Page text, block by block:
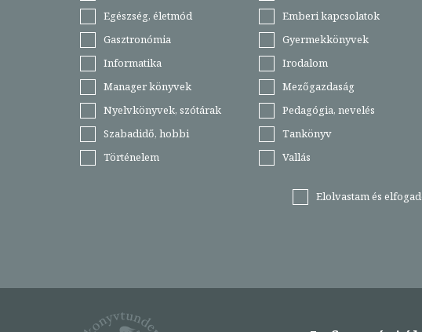
Egészség, életmód
Emberi kapcsolatok
Gasztronómia
Gyermekkönyvek
Informatika
Irodalom
Manager könyvek
Mezőgazdaság
Nyelvkönyvek, szótárak
Pedagógia, nevelés
Szabadidő, hobbi
Tankönyv
Történelem
Vallás
Elolvastam és